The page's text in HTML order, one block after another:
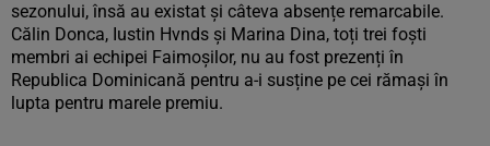
sezonului, însă au existat și câteva absențe remarcabile.
Călin Donca, Iustin Hvnds și Marina Dina, toți trei foști
membri ai echipei Faimoșilor, nu au fost prezenți în
Republica Dominicană pentru a-i susține pe cei rămași în
lupta pentru marele premiu.